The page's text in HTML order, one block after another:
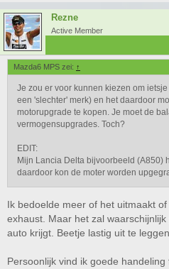
Rezne
Active Member
Mazda6 MPS zei: ↑
Je zou er voor kunnen kiezen om
een 'slechter' merk) en het daardoor
motorupgrade te kopen. Je moet de
vermogensupgrades. Toch?
EDIT:
Mijn Lancia Delta bijvoorbeeld (A850)
daardoor kon de moter worden
Ik bedoelde meer of het uitmaakt
exhaust. Maar het zal
auto krijgt. Beetje lastig uit te
Persoonlijk vind ik goede